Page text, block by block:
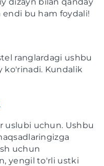
bu ham foydali!
ranglardagi ushbu
ko'rinadi. Kundalik
uslubi uchun. Ushbu
uchun
yengil to'rli ustki